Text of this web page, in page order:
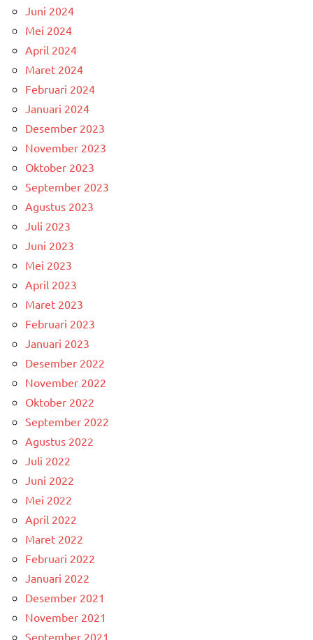
Juni 2024
Mei 2024
April 2024
Maret 2024
Februari 2024
Januari 2024
Desember 2023
November 2023
Oktober 2023
September 2023
Agustus 2023
Juli 2023
Juni 2023
Mei 2023
April 2023
Maret 2023
Februari 2023
Januari 2023
Desember 2022
November 2022
Oktober 2022
September 2022
Agustus 2022
Juli 2022
Juni 2022
Mei 2022
April 2022
Maret 2022
Februari 2022
Januari 2022
Desember 2021
November 2021
September 2021